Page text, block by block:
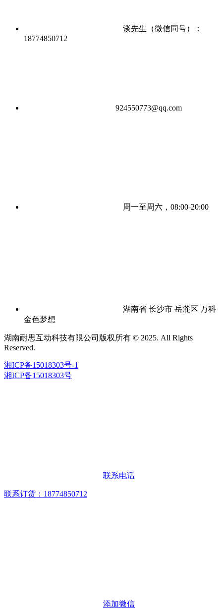
谈先生（微信同号）：
18774850712
924550773@qq.com
周一至周六，08:00-20:00
湖南省 长沙市 岳麓区 万科
金色梦想
湖南耐思互动科技有限公司版权所有 © 2025. All Rights
Reserved.
湘ICP备15018303号-1
湘ICP备15018303号
联系电话
联系订货：18774850712
添加微信